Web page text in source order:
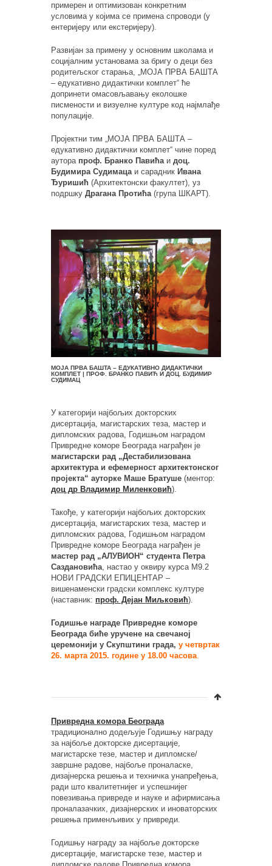
примерен и оптимизован конкретним
условима у којима се примена спроводи (у
ентеријеру или екстеријеру).
Развијан за примену у основним школама и
социјалним установама за бригу о деци без
родитељског старања, „МОЈА ПРВА БАШТА
– едукативно дидактички комплет“ ће
допринети омасовљавању еколошке
писмености и визуелне културе код најмлађе
популације.
Пројектни тим „МОЈА ПРВА БАШТА –
едукативно дидактички комплет“ чине поред
аутора проф. Бранко Павићаи доц.
Будимира Судимацаи сарадник Ивана
Ђуришић (Архитектонски факултет), уз
подршку Драгана Протића(група ШКАРТ).
МОЈА ПРВА БАШТА – ЕДУКАТИВНО ДИДАКТИЧКИ
КОМПЛЕТ | ПРОФ. БРАНКО ПАВИЋ И ДОЦ. БУДИМИР
СУДИМАЦ
У категорији најбољих докторских
дисертација, магистарских теза, мастер и
дипломских радова, Годишњом наградом
Привредне коморе Београда награђен је
магистарски рад „Дестабилизована
архитектура и ефемерност архитектонског
пројекта“ ауторке Маше Братуше (ментор:
доц др Владимир Миленковић).
Такође, у категорији најбољих докторских
дисертација, магистарских теза, мастер и
дипломских радова, Годишњом наградом
Привредне коморе Београда награђен је
мастер рад „АЛУВИОН“ студента Петра
Саздановића, настао у оквиру курса М9.2
НОВИ ГРАДСКИ ЕПИЦЕНТАР –
вишенаменски градски комплекс културе
(наставник: проф. Дејан Миљковић).
Годишње награде Привредне коморе
Београда биће уручене на свечаној
церемонији у Скупштини града, у четвртак
26. марта 2015. године у 18.00 часова.
Привредна комора Београда
традиционално додељује Годишњу награду
за најбоље докторске дисертације,
магистарске тезе, мастер и дипломске/
завршне радове, најбоље проналаске,
дизајнерска решења и техничка унапређења,
ради што квалитетнијег и успешнијег
повезивања привреде и науке и афирмисања
проналазачких, дизајнерских и иноваторских
решења применљивих у привреди.
Годишњу награду за најбоље докторске
дисертације, магистарске тезе, мастер и